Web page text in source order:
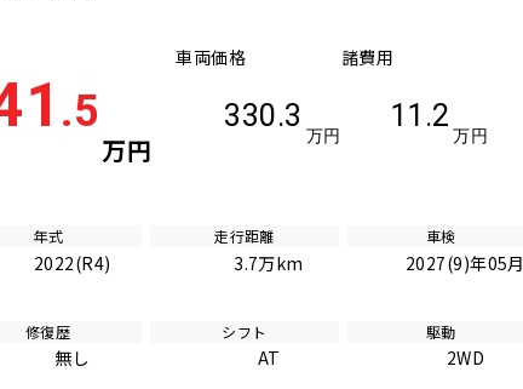
.5
万円
車両価格
330.3
万円
諸費用
11.2
万円
年式
2022(R4)
走行距離
3.7万km
車検
2027(9)年05月
修復歴
無し
シフト
AT
駆動
2WD